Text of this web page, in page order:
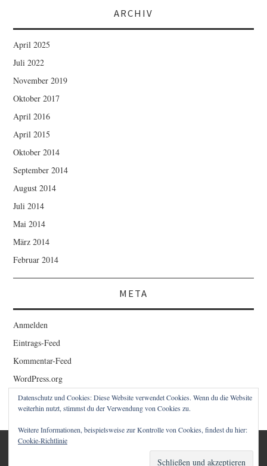
ARCHIV
April 2025
Juli 2022
November 2019
Oktober 2017
April 2016
April 2015
Oktober 2014
September 2014
August 2014
Juli 2014
Mai 2014
März 2014
Februar 2014
META
Anmelden
Eintrags-Feed
Kommentar-Feed
WordPress.org
© 2026 1STCLOUD BLOG – CHRISTIAN SCHWAIGER. ALLE
RECHTE VORBEHALTEN.
Datenschutz und Cookies: Diese Website verwendet Cookies. Wenn du die Website
weiterhin nutzt, stimmst du der Verwendung von Cookies zu.
Weitere Informationen, beispielsweise zur Kontrolle von Cookies, findest du hier:
Cookie-Richtlinie